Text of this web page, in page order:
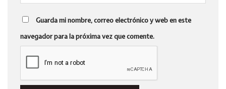
Guarda mi nombre, correo electrónico y web en este
navegador para la próxima vez que comente.